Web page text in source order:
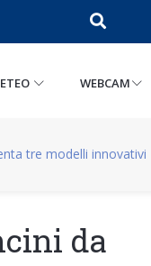
WEBCAM
tre modelli innovativi
da